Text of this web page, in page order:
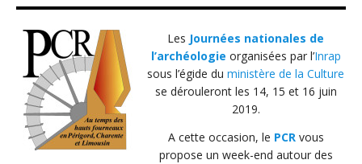
Les Journées nationales de
l’archéologie organisées par l’Inrap
sous l’égide du ministère de la Culture
se dérouleront les 14, 15 et 16 juin
2019.
A cette occasion, le PCR vous
propose un week-end autour des